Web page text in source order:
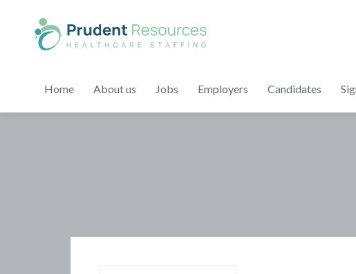
Home About us Jobs Employers Candidates